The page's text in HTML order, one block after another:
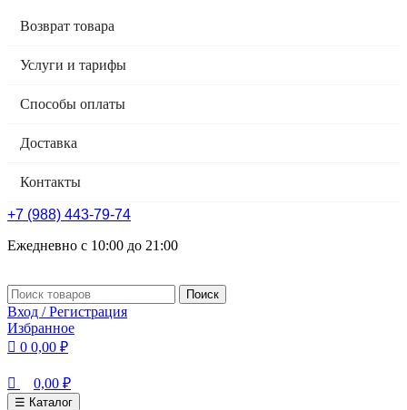
Возврат товара
Услуги и тарифы
Способы оплаты
Доставка
Контакты
+7 (988) 443-79-74
Ежедневно с 10:00 до 21:00
Поиск
Вход / Регистрация
Избранное
0 0,00 ₽
0,00 ₽
☰ Каталог